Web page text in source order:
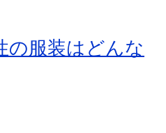
の服装はどんな